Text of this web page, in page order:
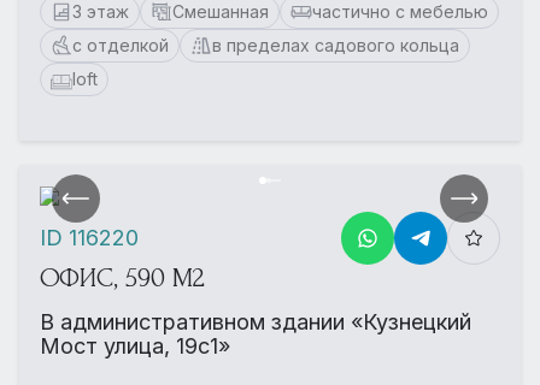
3 этаж Смешанная
частично с мебелью
с отделкой
в пределах садового кольца
loft
ОФИС, 590 М2
В административном здании «Кузнецкий
Мост улица, 19с1»
ID 116220